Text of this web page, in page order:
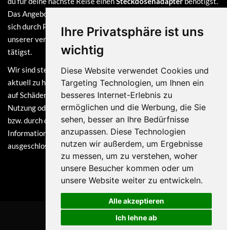
Ihre Privatsphäre ist uns
wichtig
Diese Website verwendet Cookies und
Targeting Technologien, um Ihnen ein
besseres Internet-Erlebnis zu
ermöglichen und die Werbung, die Sie
sehen, besser an Ihre Bedürfnisse
anzupassen. Diese Technologien
nutzen wir außerdem, um Ergebnisse
zu messen, um zu verstehen, woher
unsere Besucher kommen oder um
unsere Website weiter zu entwickeln.
Alle akzeptieren
Ich lehne ab
Das Angebot auf dieser Webseite ist
sich durch Provisionen, die wir erhalten, sofern du bei einem
unserer verlinkten Partner (z.B. Amazon) eine Bestellung
tätigst.
Wir sind stets bemüht, die Informationen auf dieser Webseite
aktuell zu halten. Dennoch sind Haftungsansprüche, welche sich
auf Schäden materieller oder ideeller Art beziehen, die durch die
Nutzung oder Nichtnutzung der dargebotenen Informationen
bzw. durch die Nutzung fehlerhafter und unvollständiger
Informationen verursacht wurden, grundsätzlich
ausgeschlossen.
© 2026 KTsys Solutions GmbH